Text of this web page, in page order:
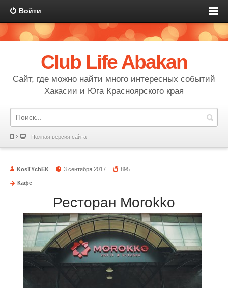
Войти
Club Life Abakan
Сайт, где можно найти много интересных событий
Хакасии и Юга Красноярского края
Полная версия сайта
KosTYchEK 3 сентября 2017 895
Кафе
Ресторан Morokko